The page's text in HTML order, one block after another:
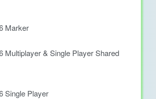
Marker
Multiplayer & Single Player Shared
Single Player